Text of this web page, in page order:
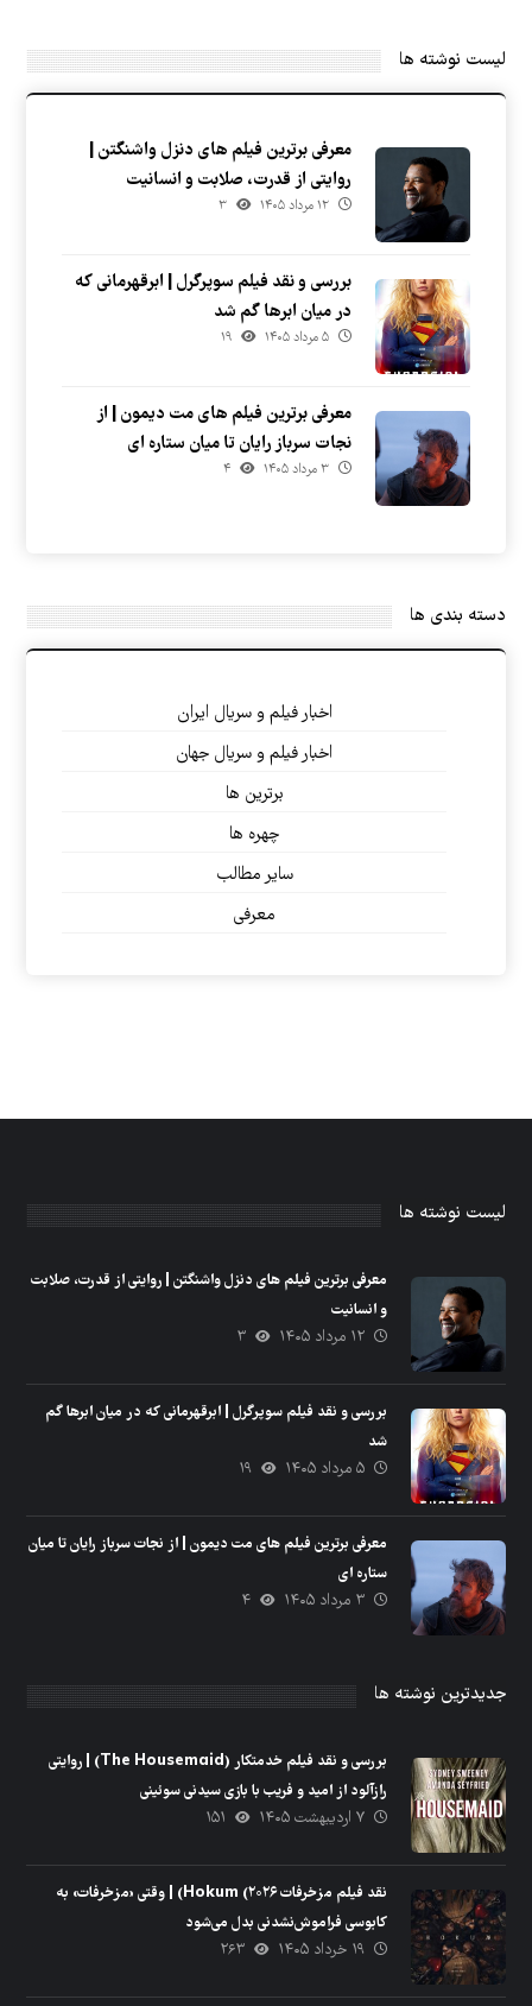
لیست نوشته ها
معرفی برترین فیلم های دنزل واشنگتن |
روایتی از قدرت، صلابت و انسانیت
۱۲ مرداد ۱۴۰۵ ۳
بررسی و نقد فیلم سوپرگرل | ابرقهرمانی که
در میان ابرها گم شد
۵ مرداد ۱۴۰۵ ۱۹
معرفی برترین فیلم های مت دیمون | از
نجات سرباز رایان تا میان ستاره ای
۳ مرداد ۱۴۰۵ ۴
دسته بندی ها
اخبار فیلم و سریال ایران
اخبار فیلم و سریال جهان
برترین ها
چهره ها
سایر مطالب
معرفی
لیست نوشته ها
معرفی برترین فیلم های دنزل واشنگتن | روایتی از قدرت، صلابت
و انسانیت
۱۲ مرداد ۱۴۰۵
۳
بررسی و نقد فیلم سوپرگرل | ابرقهرمانی که در میان ابرها گم
شد
۵ مرداد ۱۴۰۵
۱۹
معرفی برترین فیلم های مت دیمون | از نجات سرباز رایان تا میان
ستاره ای
۳ مرداد ۱۴۰۵
۴
جدیدترین نوشته ها
بررسی و نقد فیلم خدمتکار (The Housemaid) | روایتی
رازآلود از امید و فریب با بازی سیدنی سوئینی
۷ اردیبهشت ۱۴۰۵
۱۵۱
نقد فیلم مزخرفات Hokum (۲۰۲۶) | وقتی «مزخرفات» به
کابوسی فراموش‌نشدنی بدل می‌شود
۱۹ خرداد ۱۴۰۵
۲۶۳